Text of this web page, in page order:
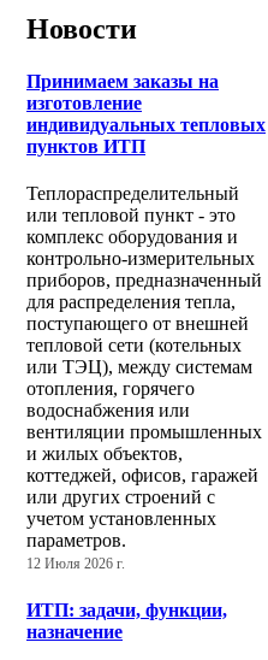
Новости
Принимаем заказы на
изготовление
индивидуальных тепловых
пунктов ИТП
Теплораспределительный
или тепловой пункт - это
комплекс оборудования и
контрольно-измерительных
приборов, предназначенный
для распределения тепла,
поступающего от внешней
тепловой сети (котельных
или ТЭЦ), между системам
отопления, горячего
водоснабжения или
вентиляции промышленных
и жилых объектов,
коттеджей, офисов, гаражей
или других строений с
учетом установленных
параметров.
12 Июля 2026 г.
ИТП: задачи, функции,
назначение